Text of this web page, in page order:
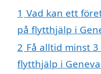
1 Vad kan ett
på flytthjälp i
2 Få alltid minst
flytthjälp i